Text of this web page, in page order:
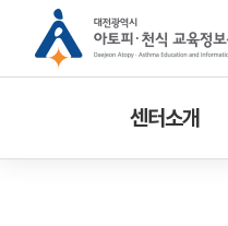
센터소개